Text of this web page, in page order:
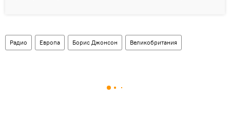
Радио Европа Борис Джонсон Великобритания